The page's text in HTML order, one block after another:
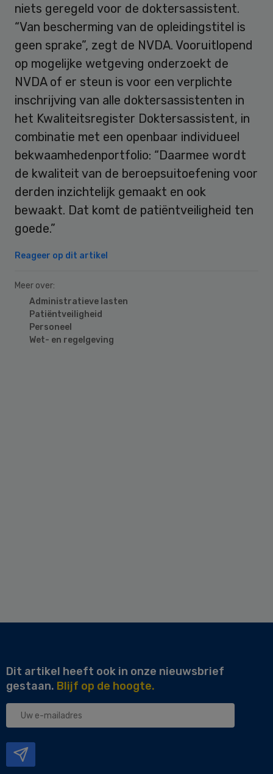
niets geregeld voor de doktersassistent.
“Van bescherming van de opleidingstitel is
geen sprake”, zegt de NVDA. Vooruitlopend
op mogelijke wetgeving onderzoekt de
NVDA of er steun is voor een verplichte
inschrijving van alle doktersassistenten in
het Kwaliteitsregister Doktersassistent, in
combinatie met een openbaar individueel
bekwaamhedenportfolio: “Daarmee wordt
de kwaliteit van de beroepsuitoefening voor
derden inzichtelijk gemaakt en ook
bewaakt. Dat komt de patiëntveiligheid ten
goede.”
Reageer op dit artikel
Meer over:
Administratieve lasten
Patiëntveiligheid
Personeel
Wet- en regelgeving
Dit artikel heeft ook in onze nieuwsbrief
gestaan. Blijf op de hoogte.
Uw